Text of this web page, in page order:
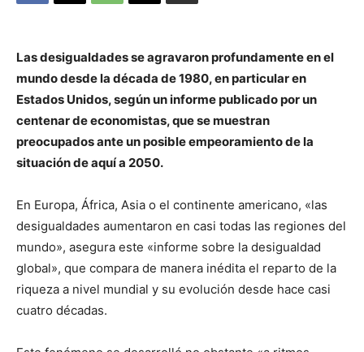
Las desigualdades se agravaron profundamente en el
mundo desde la década de 1980, en particular en
Estados Unidos, según un informe publicado por un
centenar de economistas, que se muestran
preocupados ante un posible empeoramiento de la
situación de aquí a 2050.
En Europa, África, Asia o el continente americano, «las
desigualdades aumentaron en casi todas las regiones del
mundo», asegura este «informe sobre la desigualdad
global», que compara de manera inédita el reparto de la
riqueza a nivel mundial y su evolución desde hace casi
cuatro décadas.